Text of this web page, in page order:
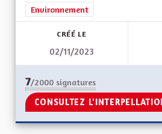
Environnement
CRÉÉ LE
02/11/2023
7/2000 signatures
CONSULTEZ